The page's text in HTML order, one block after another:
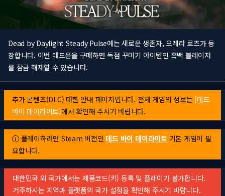
Dead by Daylight Steady Pulse에는 새로운 생존자, 오레라 로즈가 등
장합니다. 이번 애드온을 구매하면 독점 꾸미기 아이템인 흑백 블레이저
를 잠금 해제할 수 있습니다.
추가 콘텐츠(DLC) 대한 안내 페이지입니다. 전체 게임의 정보는 [데드
바이 데이라이트]에서 확인해 주시기 바랍니다.
플레이하려면 Steam 버전인 데드 바이 데이라이트 기본 게임이 필
요합니다.
대한민국 외 국가에서는 제품코드(키) 등록 및 플레이가 불가합니다.
거주하시는 지역과 플랫폼의 국가 설정을 확인해 주시기 바랍니다.